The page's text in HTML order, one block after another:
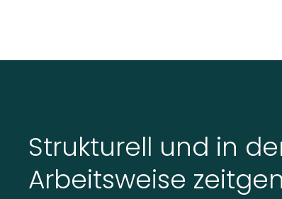
Strukturell und in
Arbeitsweise